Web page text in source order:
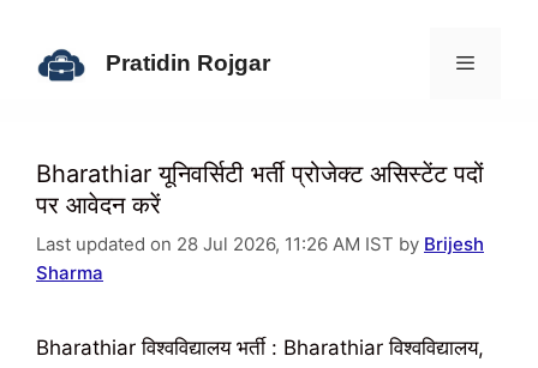
Pratidin Rojgar
Bharathiar यूनिवर्सिटी भर्ती प्रोजेक्ट असिस्‍टेंट पदों
पर आवेदन करें
Last updated on 28 Jul 2026, 11:26 AM IST by Brijesh
Sharma
Bharathiar विश्वविद्यालय भर्ती : Bharathiar विश्वविद्यालय,